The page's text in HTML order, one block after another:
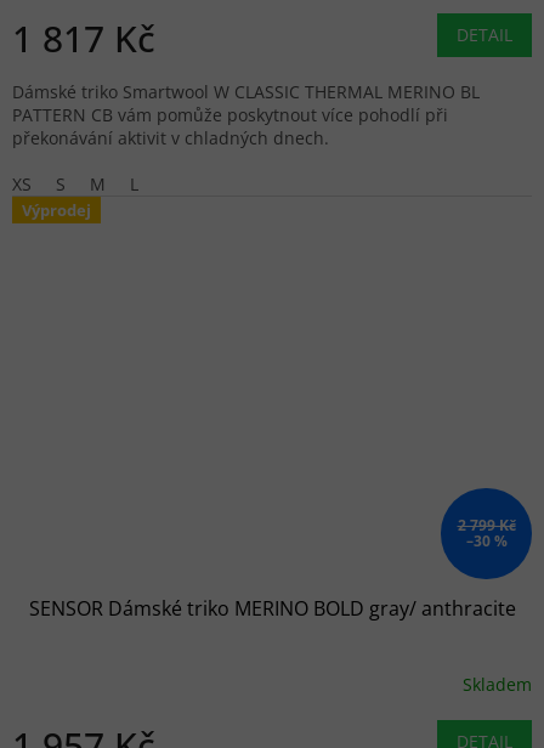
1 817 Kč DETAIL
Dámské triko Smartwool W CLASSIC THERMAL MERINO BL
PATTERN CB vám pomůže poskytnout více pohodlí při
překonávání aktivit v chladných dnech.
XS
S M L
Výprodej
2 799 Kč
–30 %
SENSOR Dámské triko MERINO BOLD gray/ anthracite
Skladem
DETAIL